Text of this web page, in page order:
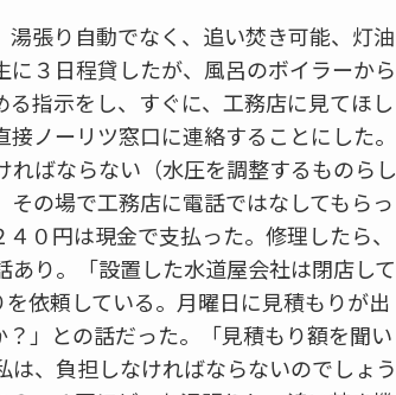
張り自動でなく、追い焚き可能、灯油
３日程貸したが、風呂のボイラーから
指示をし、すぐに、工務店に見てほし
ノーリツ窓口に連絡することにした。
ばならない（水圧を調整するものらし
の場で工務店に電話ではなしてもらっ
０円は現金で支払った。修理したら、
り。「設置した水道屋会社は閉店して
依頼している。月曜日に見積もりが出
」との話だった。「見積もり額を聞い
、負担しなければならないのでしょう